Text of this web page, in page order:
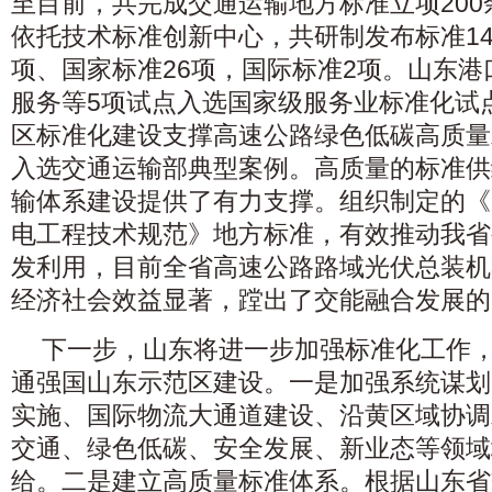
依托技术标准创新中心，共研制发布标准
项、国家标准26项，国际标准2项。山东
服务等5项试点入选国家级服务业标准化试
区标准化建设支撑高速公路绿色低碳高质
入选交通运输部典型案例。高质量的标准
输体系建设提供了有力支撑。组织制定的
电工程技术规范》地方标准，有效推动我
发利用，目前全省高速公路路域光伏总装
经济社会效益显著，蹚出了交能融合发展
下一步，山东将进一步加强标准化工作
通强国山东示范区建设。一是加强系统谋
实施、国际物流大通道建设、沿黄区域协
交通、绿色低碳、安全发展、新业态等领
给。二是建立高质量标准体系。根据山东